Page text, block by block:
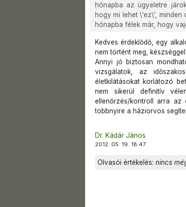
hónapba az ügyeletre
hogy mi lehet \'ez\', minden
hónapba félek már, hogy
Kedves érdeklődő, egy
nem történt meg,
Annyi jó biztosan
vizsgálatok, az
életkilátásokat korlátozó
nem sikerül definitív
ellenőrzés/kontroll arra az
többnyire a háziorvos
Dr. Kádár János
2012. 05. 19. 18:47
Olvasói értékelés: nincs